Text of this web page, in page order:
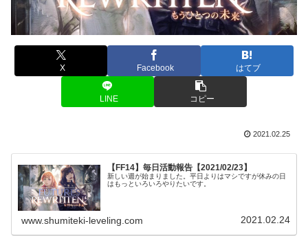
X Facebook はてブ
LINE コピー
2021.02.25
【FF14】毎日活動報告【2021/02/23】
新しい週が始まりました。平日よりはマシですが休みの日
はもっといろいろやりたいです。
www.shumiteki-leveling.com 2021.02.24